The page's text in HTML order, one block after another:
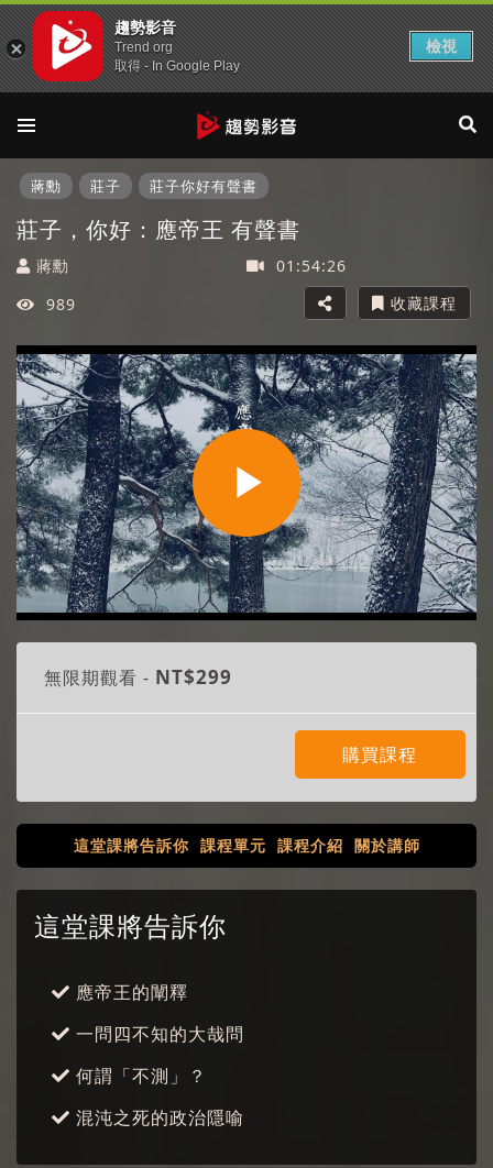
蔣勳 莊子 莊子你好有聲書
莊子，你好：應帝王 有聲書
蔣勳
01:54:26
989
收藏課程
Play
Video
無限期觀看 - NT$299
購買課程
這堂課將告訴你 課程單元 課程介紹 關於講師
這堂課將告訴你
應帝王的闡釋
一問四不知的大哉問
何謂「不測」？
混沌之死的政治隱喻
趨勢影音
Trend org
取得 - In Google Play
檢視